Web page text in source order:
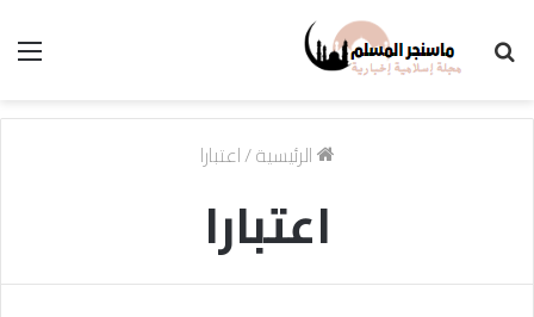
الرئيسية/اعتبارا
اعتبارا